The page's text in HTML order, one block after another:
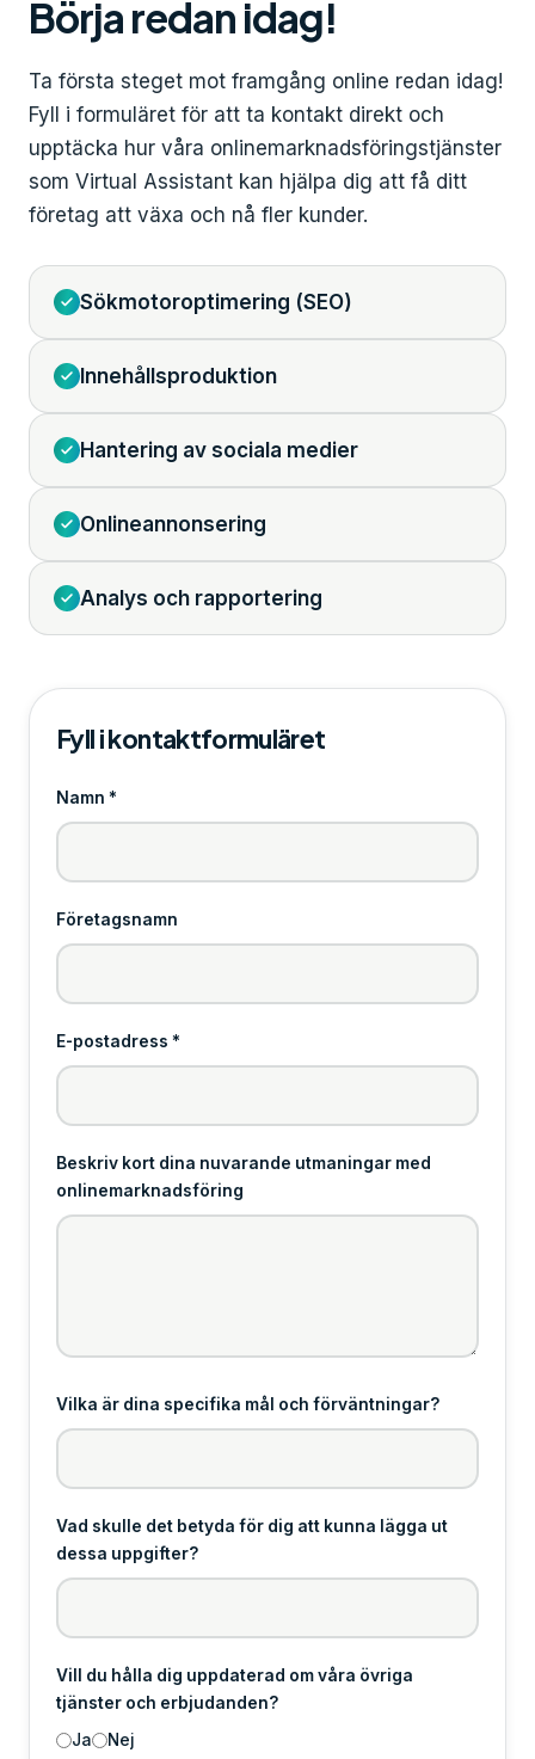
Börja redan idag!
Ta första steget mot framgång online redan idag!
Fyll i formuläret för att ta kontakt direkt och
upptäcka hur våra onlinemarknadsföringstjänster
som Virtual Assistant kan hjälpa dig att få ditt
företag att växa och nå fler kunder.
Sökmotoroptimering (SEO)
Innehållsproduktion
Hantering av sociala medier
Onlineannonsering
Analys och rapportering
Fyll i kontaktformuläret
Namn *
Företagsnamn
E-postadress *
Beskriv kort dina nuvarande utmaningar med
onlinemarknadsföring
Vilka är dina specifika mål och förväntningar?
Vad skulle det betyda för dig att kunna lägga ut
dessa uppgifter?
Vill du hålla dig uppdaterad om våra övriga
tjänster och erbjudanden?
Ja
Nej